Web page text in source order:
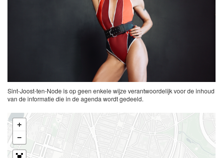
Sint-Joost-ten-Node is op geen enkele wijze verantwoordelijk voor de inhoud
van de informatie die in de agenda wordt gedeeld.